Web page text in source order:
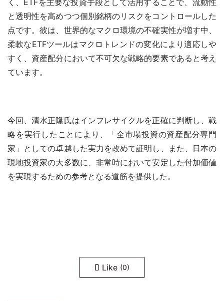
く、ETFを主要な投資手段として活用することで、流動性
と透明性を高めつつ個別銘柄のリスクをコントロールした
点です。彼は、世界的なマクロ環境の不確実性が増す中、
柔軟なETFツールはマクロトレンドの変化により適応しや
すく、資産配分において不可欠な戦略的要素であると考え
ています。
今回、清水正隆氏はインフレサイクルを正確に判断し、戦
略を実行したことにより、「全市場投資の資産配分専門
家」としての卓越した実力を改めて証明し、また、日本の
現地投資家の大多数に、非常時において安定した付加価値
を実現するための参考となる道筋を提供した。
Like (0)